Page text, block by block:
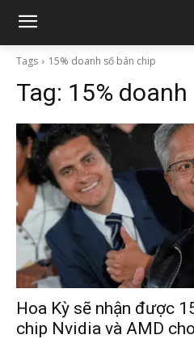
Tags 15% doanh số bán chip
Tag: 15%
Hoa Kỳ sẽ nhận được
chip Nvidia và AMD